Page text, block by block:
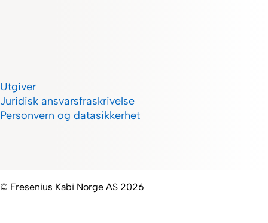
Utgiver
Juridisk ansvarsfraskrivelse
Personvern og datasikkerhet
© Fresenius Kabi Norge AS 2026